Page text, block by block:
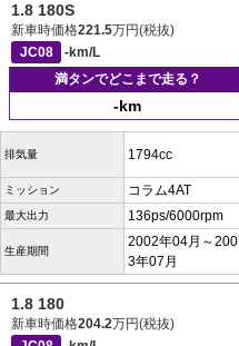
1.8 180S
新車時価格221.5万円(税抜)
JC08
-km/L
満タンでどこまで走る？
-km
排気量 1794cc
ミッション コラム4AT
最大出力 136ps/6000rpm
生産期間
2002年04月～200
3年07月
1.8 180
新車時価格204.2万円(税抜)